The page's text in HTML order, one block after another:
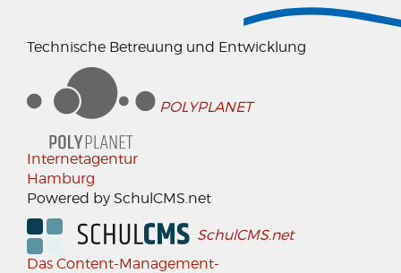
Technische Betreuung und Entwicklung
POLYPLANET
Internetagentur
Hamburg
Powered by SchulCMS.net
SchulCMS.net
Das Content-Management-